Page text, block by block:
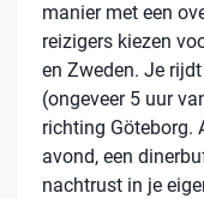
manier met een
reizigers kiezen
en Zweden. Je
(ongeveer 5 uur
richting Göteborg.
avond, een
nachtrust in je